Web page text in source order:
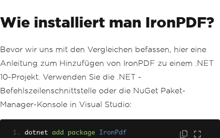
Wie installiert man IronPDF?
Bevor wir uns mit den Vergleichen befassen, hier eine
Anleitung zum Hinzufügen von IronPDF zu einem .NET
10-Projekt. Verwenden Sie die .NET -
Befehlszeilenschnittstelle oder die NuGet Paket-
Manager-Konsole in Visual Studio:
dotnet add package
IronPdf